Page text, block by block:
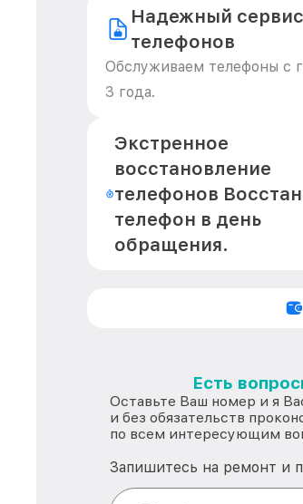
Надежный сервис
телефонов
Обслуживаем телефоны с
3 года.
Экстренное
восстановление
телефонов
телефон в день
обращения.
Есть
Оставьте Ваш номер и я
и без обязательств
по всем интересующим
Запишитесь на ремонт и